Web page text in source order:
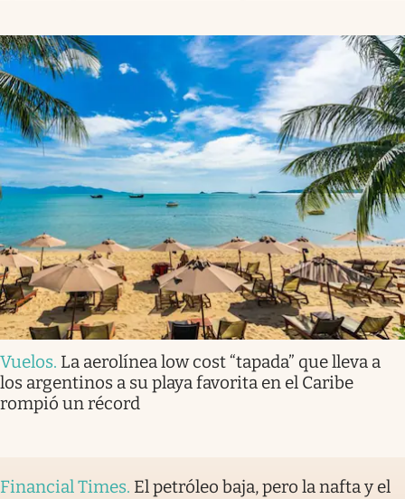
Vuelos. La aerolínea low cost “tapada” que lleva a
los argentinos a su playa favorita en el Caribe
rompió un récord
Financial Times. El petróleo baja, pero la nafta y el